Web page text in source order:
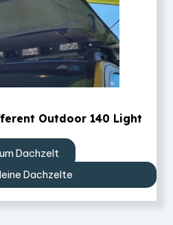
Outdoor 140 Light
Dachzelt
Dachzelte